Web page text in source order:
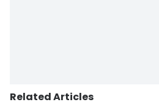
Related Articles